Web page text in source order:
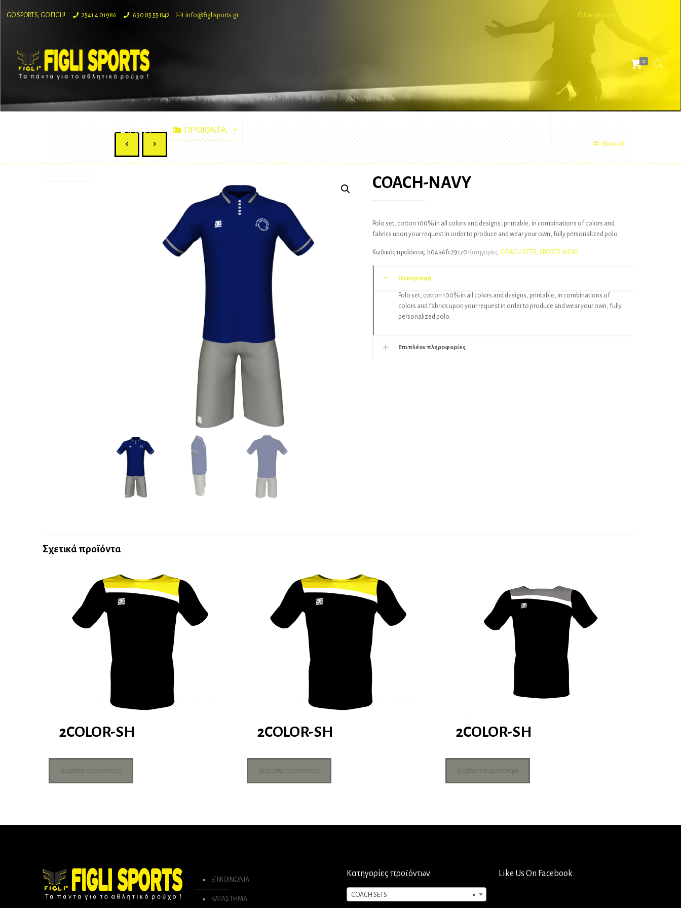
GO SPORTS, GO FIGLI! 2541 4 01986 690 85 55 842 info@figlisports.gr Ο λογαριασμός μου
ΕΤΑΙΡΙΑ ΠΡΟΪΟΝΤΑ
0
Show all
COACH-NAVY
Polo set, cotton 100% in all colors and designs, printable, in combinations of colors and
fabrics upon your request in order to produce and wear your own, fully personalized polo.
Κωδικός προϊόντος: b04a6fc29170 Κατηγορίες: COACH SETS,SPORTS WEAR
Περιγραφή
Polo set, cotton 100% in all colors and designs, printable, in combinations of
colors and fabrics upon your request in order to produce and wear your own, fully
personalized polo.
Επιπλέον πληροφορίες
Σχετικά προϊόντα
2COLOR-SH
Διαβάστε περισσότερα
2COLOR-SH
Διαβάστε περισσότερα
2COLOR-SH
Διαβάστε περισσότερα
ΕΠΙΚΟΙΝΩΝΙΑ
ΚΑΤΑΣΤΗΜΑ
Κατηγορίες προϊόντων
×
COACH SETS
Like Us On Facebook